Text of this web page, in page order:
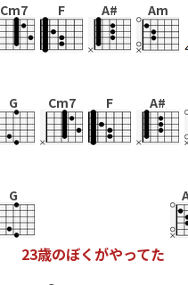
Cm7 F A# Am
G Cm7 F A#
G
23歳のぼく がやってた